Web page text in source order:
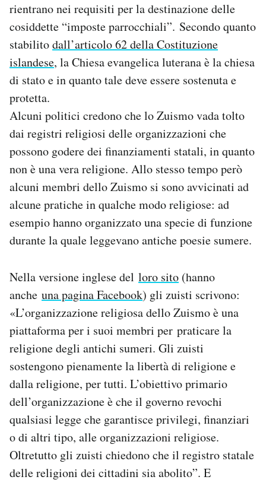
rientrano nei requisiti per la destinazione delle
cosiddette “imposte parrocchiali”. Secondo quanto
stabilitodall’articolo 62 della Costituzione
islandese, la Chiesa evangelica luterana è la chiesa
di stato e in quanto tale deve essere sostenuta e
protetta.
Alcuni politici credono che lo Zuismo vada tolto
dai registri religiosi delle organizzazioni che
possono godere dei finanziamenti statali, in quanto
non è una vera religione. Allo stesso tempo però
alcuni membri dello Zuismo si sono avvicinati ad
alcune pratiche in qualche modo religiose: ad
esempio hanno organizzato una specie di funzione
durante la quale leggevano antiche poesie sumere.
Nella versione inglese del loro sito (hanno
anche una pagina Facebook) gli zuisti scrivono:
«L’organizzazione religiosa dello Zuismo è una
piattaforma per i suoi membri per praticare la
religione degli antichi sumeri. Gli zuisti
sostengono pienamente la libertà di religione e
dalla religione, per tutti. L’obiettivo primario
dell’organizzazione è che il governo revochi
qualsiasi legge che garantisce privilegi, finanziari
o di altri tipo, alle organizzazioni religiose.
Oltretutto gli zuisti chiedono che il registro statale
delle religioni dei cittadini sia abolito”. E